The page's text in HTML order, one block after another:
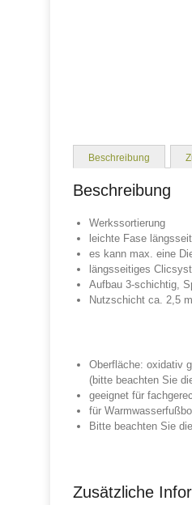
Beschreibung
Beschreibung
Werkssortierung
leichte Fase
es kann max. eine
längsseitiges
Aufbau 3-schichtig,
Nutzschicht ca. 2,5
Oberfläche: oxidativ
(bitte beachten Sie
geeignet für
für
Bitte beachten Sie
Zusätzliche